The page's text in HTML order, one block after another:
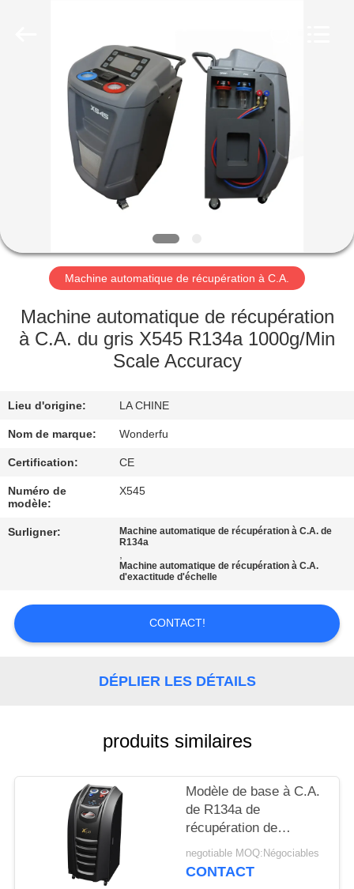
MAISON
PRODUITS
DE
NOUS
VISITE
D'USINE
DE
QUALITÉ
CONTACTEZ-
NOUS
DEMANDEZ
CITATION
POLICY
Machine automatique de récupération à C.A.
Machine automatique de récupération
à C.A. du gris X545 R134a 1000g/Min
Scale Accuracy
Lieu d'origine: LA CHINE
Nom de marque: Wonderfu
Certification: CE
Numéro de
modèle:
X545
Surligner:
Machine automatique de récupération à C.A. de
R134a
,
Machine automatique de récupération à C.A.
d'exactitude d'échelle
CONTACT!
DÉPLIER LES DÉTAILS
produits similaires
Modèle de base à C.A.
de R134a de
récupération de
machine de mini
recharge manuelle des
negotiable MOQ:Négociables
CONTACT